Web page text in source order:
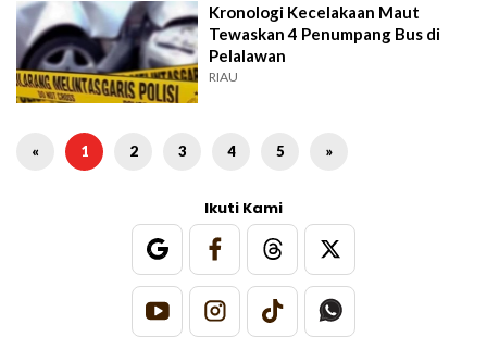
Kronologi Kecelakaan Maut
Tewaskan 4 Penumpang Bus di
Pelalawan
RIAU
« 1 2 3 4 5 »
Ikuti Kami